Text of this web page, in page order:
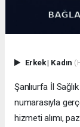
Erkek| Kadın
Şanlıurfa İl
numarasıyla
hizmeti alımı,